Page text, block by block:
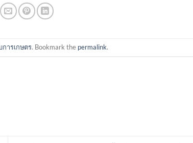
การเกษตร. Bookmark the permalink.